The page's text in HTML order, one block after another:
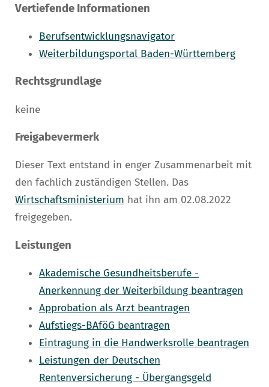
Vertiefende Informationen
Berufsentwicklungsnavigator
Weiterbildungsportal Baden-Württemberg
Rechtsgrundlage
keine
Freigabevermerk
Dieser Text entstand in enger Zusammenarbeit mit
den fachlich zuständigen Stellen. Das
Wirtschaftsministerium hat ihn am 02.08.2022
freigegeben.
Leistungen
Akademische Gesundheitsberufe -
Anerkennung der Weiterbildung beantragen
Approbation als Arzt beantragen
Aufstiegs-BAföG beantragen
Eintragung in die Handwerksrolle beantragen
Leistungen der Deutschen
Rentenversicherung - Übergangsgeld